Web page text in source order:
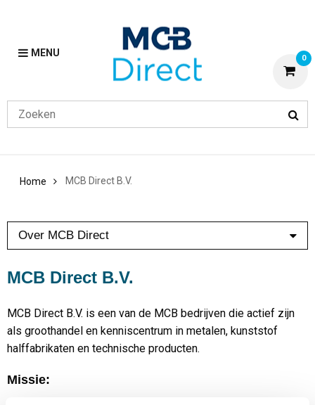
MENU 0
Home MCB Direct B.V.
Over MCB Direct
Nieuws
Onze experts
MCB-bedrijven
Contact
MCB Direct B.V.
MCB Direct B.V. is een van de MCB bedrijven die actief zijn
als groothandel en kenniscentrum in metalen, kunststof
halffabrikaten en technische producten.
Missie: